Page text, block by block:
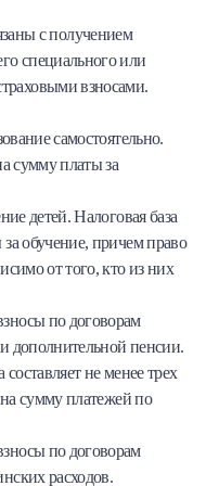
с получением
специального или
взносами.
самостоятельно.
сумму платы за
детей. Налоговая база
обучение, причем право
от того, кто из них
по договорам
дополнительной пенсии.
не менее трех
на сумму платежей по
по договорам
расходов.